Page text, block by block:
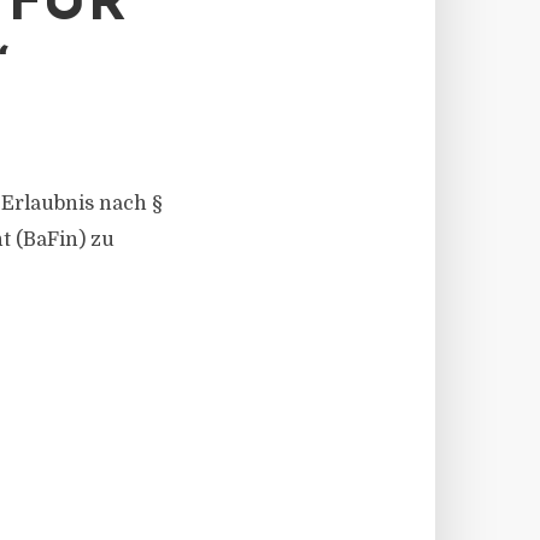
nach §
(BaFin) zu